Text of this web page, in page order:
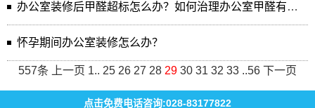
办公室装修后甲醛超标怎么办？如何治理办公室甲醛有害物质
怀孕期间办公室装修怎么办？
557条 上一页 1.. 25 26 27 28 29 30 31 32 33 ..56 下一页
点击免费电话咨询:028-83177822